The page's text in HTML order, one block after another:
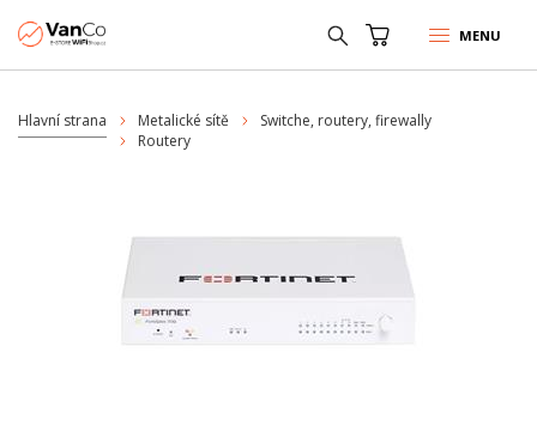
MENU
Hlavní strana Metalické sítě
Switche, routery, firewally
Routery